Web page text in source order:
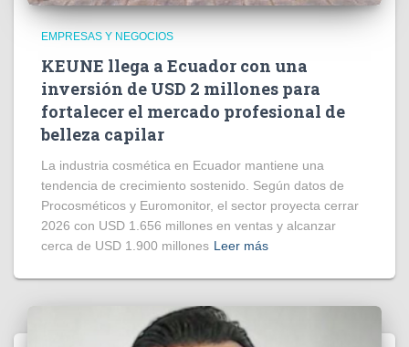
EMPRESAS Y NEGOCIOS
KEUNE llega a Ecuador con una
inversión de USD 2 millones para
fortalecer el mercado profesional de
belleza capilar
La industria cosmética en Ecuador mantiene una
tendencia de crecimiento sostenido. Según datos de
Procosméticos y Euromonitor, el sector proyecta cerrar
2026 con USD 1.656 millones en ventas y alcanzar
cerca de USD 1.900 millones Leer más